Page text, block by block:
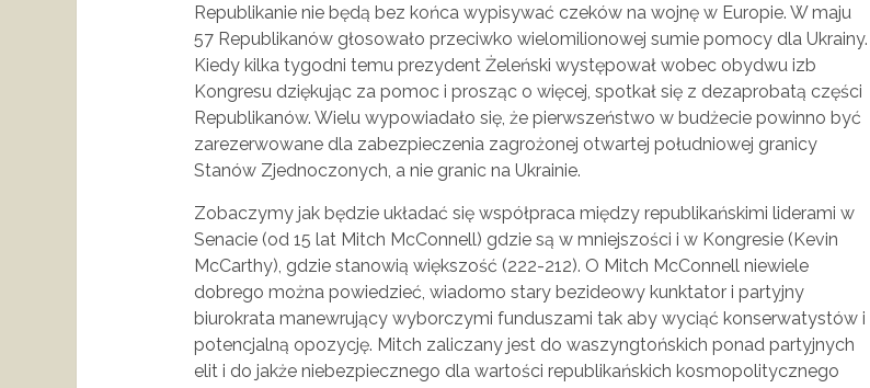
Republikanie nie będą bez końca wypisywać czeków na wojnę w Europie. W maju
57 Republikanów głosowało przeciwko wielomilionowej sumie pomocy dla Ukrainy.
Kiedy kilka tygodni temu prezydent Żeleński występował wobec obydwu izb
Kongresu dziękując za pomoc i prosząc o więcej, spotkał się z dezaprobatą części
Republikanów. Wielu wypowiadało się, że pierwszeństwo w budżecie powinno być
zarezerwowane dla zabezpieczenia zagrożonej otwartej południowej granicy
Stanów Zjednoczonych, a nie granic na Ukrainie.
Zobaczymy jak będzie układać się współpraca między republikańskimi liderami w
Senacie (od 15 lat Mitch McConnell) gdzie są w mniejszości i w Kongresie (Kevin
McCarthy), gdzie stanowią większość (222-212). O Mitch McConnell niewiele
dobrego można powiedzieć, wiadomo stary bezideowy kunktator i partyjny
biurokrata manewrujący wyborczymi funduszami tak aby wyciąć konserwatystów i
potencjalną opozycję. Mitch zaliczany jest do waszyngtońskich ponad partyjnych
elit i do jakże niebezpiecznego dla wartości republikańskich kosmopolitycznego